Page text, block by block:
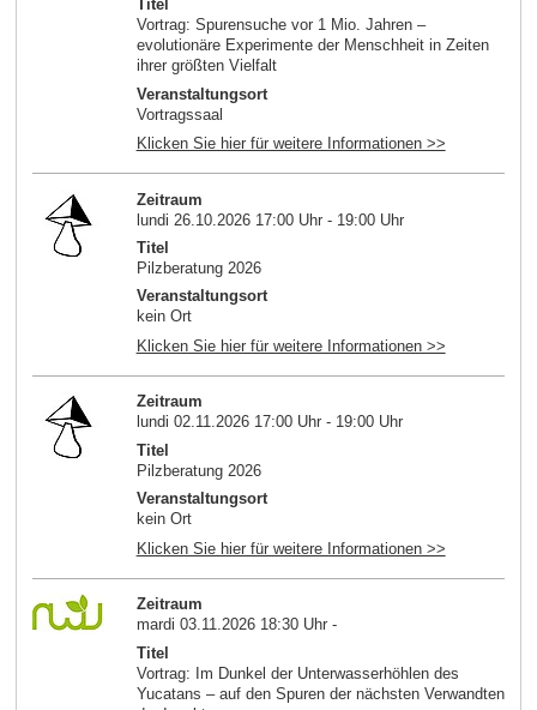
Titel
Vortrag: Spurensuche vor 1 Mio. Jahren –
evolutionäre Experimente der Menschheit in Zeiten
ihrer größten Vielfalt
Veranstaltungsort
Vortragssaal
Klicken Sie hier für weitere Informationen >>
Zeitraum
lundi 26.10.2026 17:00 Uhr - 19:00 Uhr
Titel
Pilzberatung 2026
Veranstaltungsort
kein Ort
Klicken Sie hier für weitere Informationen >>
Zeitraum
lundi 02.11.2026 17:00 Uhr - 19:00 Uhr
Titel
Pilzberatung 2026
Veranstaltungsort
kein Ort
Klicken Sie hier für weitere Informationen >>
Zeitraum
mardi 03.11.2026 18:30 Uhr -
Titel
Vortrag: Im Dunkel der Unterwasserhöhlen des
Yucatans – auf den Spuren der nächsten Verwandten